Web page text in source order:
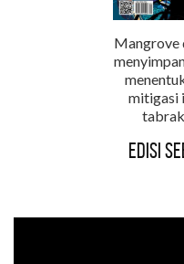
Mangrove
mitigasi
Edisi